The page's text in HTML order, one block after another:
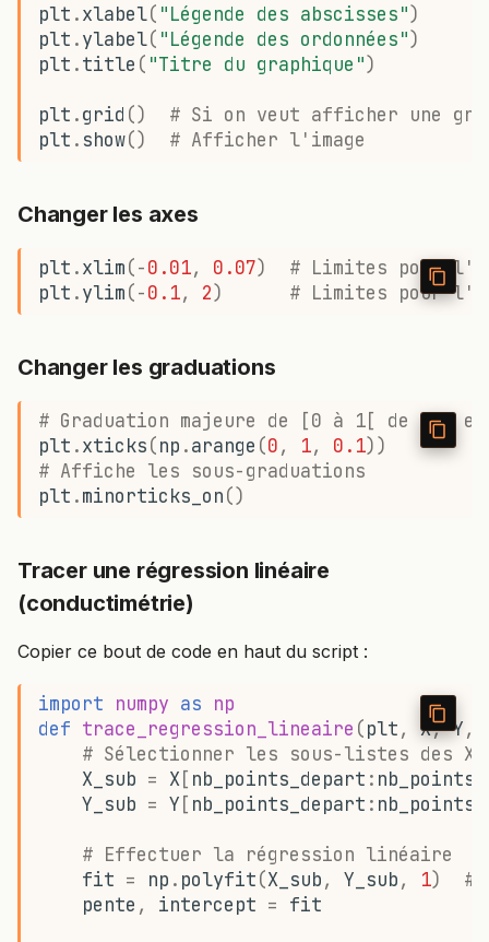
Horizontale
Fonctions utiles
Trouver la valeur maximale d’une liste
Importer / exporter des fichiers CSV
⏫ Exporter les données
plt .xlabel( "Légende des abscisses")
plt .ylabel( "Légende des ordonnées")
plt .title ( "Titre du graphique")
plt .grid ()
# Si on veut afficher une
plt . show() # Afficher l'image
Changer les axes
plt .xlim(-0.01, 0.07)
# Limites pour
plt .ylim(-0.1, 2) # Limites pour
Changer les graduations
# Graduation majeure de [0 à 1[ de 0.1
plt .xticks(np .arange (0, 1, 0.1))
# Affiche les sous-graduations
plt .minorticks_on()
Tracer une régression linéaire
(conductimétrie)
Copier ce bout de code en haut du script :
import numpy as np
def trace_regression_lineaire (plt, X, Y,
# Sélectionner les sous-listes des X
X_sub = X[ nb_points_depart :
Y_sub = Y [ nb_points_depart :
# Effectuer la régression linéaire
fit = np . polyfit(X_sub, Y_sub, 1)
#
pente , intercept = fit